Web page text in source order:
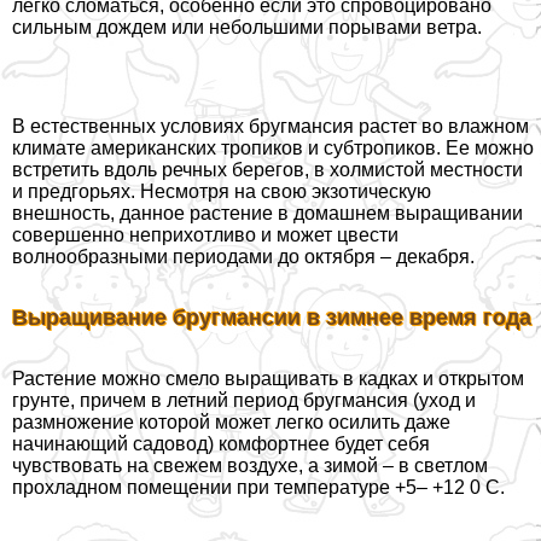
легко сломаться, особенно если это спровоцировано
сильным дождем или небольшими порывами ветра.
В естественных условиях бругмансия растет во влажном
климате американских тропиков и субтропиков. Ее можно
встретить вдоль речных берегов, в холмистой местности
и предгорьях. Несмотря на свою экзотическую
внешность, данное растение в домашнем выращивании
совершенно неприхотливо и может цвести
волнообразными периодами до октября – декабря.
Выращивание бругмансии в зимнее время года
Растение можно смело выращивать в кадках и открытом
грунте, причем в летний период бругмансия (уход и
размножение которой может легко осилить даже
начинающий садовод) комфортнее будет себя
чувствовать на свежем воздухе, а зимой – в светлом
прохладном помещении при температуре +5– +12 0 С.